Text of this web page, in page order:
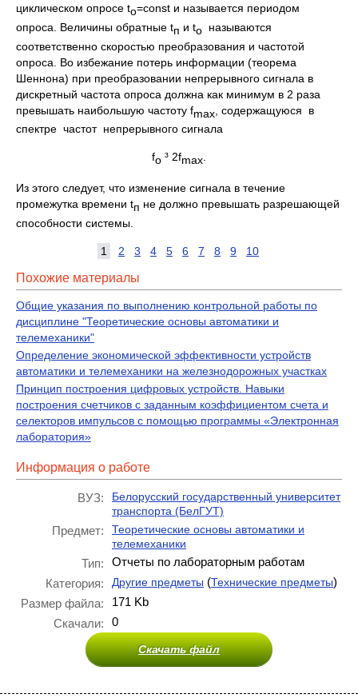
циклическом опросе tо=const и называется периодом
опроса. Величины обратные tп и tо называются
соответственно скоростью преобразования и частотой
опроса. Во избежание потерь информации (теорема
Шеннона) при преобразовании непрерывного сигнала в
дискретный частота опроса должна как минимум в 2 раза
превышать наибольшую частоту fmax , содержащуюся в
спектре частот непрерывного сигнала
fо ³ 2fmax.
Из этого следует, что изменение сигнала в течение
промежутка времени tп не должно превышать разрешающей
способности системы.
1 2 3 4 5 6 7 8 9 10
Похожие материалы
Общие указания по выполнению контрольной работы по
дисциплине "Теоретические основы автоматики и
телемеханики"
Определение экономической эффективности устройств
автоматики и телемеханики на железнодорожных участках
Принцип построения цифровых устройств. Навыки
построения счетчиков с заданным коэффициентом счета и
селекторов импульсов с помощью программы «Электронная
лаборатория»
Информация о работе
ВУЗ:
Белорусский государственный университет
транспорта (БелГУТ)
Предмет:
Теоретические основы автоматики и
телемеханики
Тип:
Отчеты по лабораторным работам
Категория:
Другие предметы (Технические предметы)
Размер файла:
171 Kb
Скачали:
0
Скачать файл